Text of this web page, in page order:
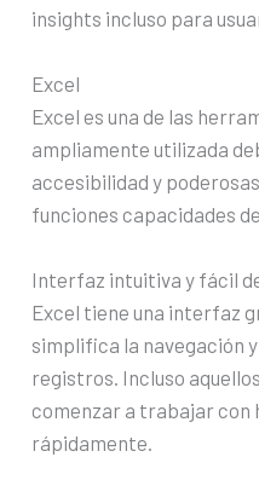
insights incluso para
Excel
Excel es una de las
ampliamente utilizada
accesibilidad y
funciones capacidades
Interfaz intuitiva y fácil
Excel tiene una interfaz
simplifica la navegación
registros. Incluso
comenzar a trabajar con
rápidamente.